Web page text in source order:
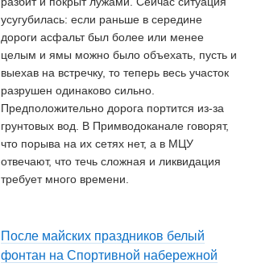
усугубилась: если раньше в середине
дороги асфальт был более или менее
целым и ямы можно было объехать, пусть и
выехав на встречку, то теперь весь участок
разрушен одинаково сильно.
Предположительно дорога портится из-за
грунтовых вод. В Примводоканале говорят,
что порыва на их сетях нет, а в МЦУ
отвечают, что течь сложная и ликвидация
требует много времени.
После майских праздников белый
фонтан на Спортивной набережной